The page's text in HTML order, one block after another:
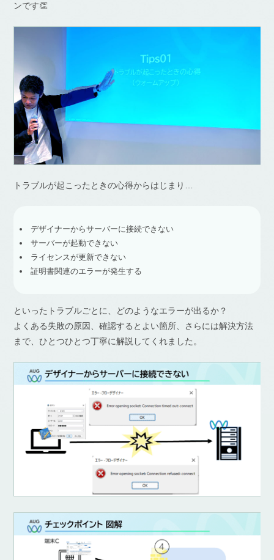
ンです👏
トラブルが起こったときの心得からはじまり…
デザイナーからサーバーに接続できない
サーバーが起動できない
ライセンスが更新できない
証明書関連のエラーが発生する
といったトラブルごとに、どのようなエラーが出るか？
よくある失敗の原因、確認するとよい箇所、さらには解決方法
まで、ひとつひとつ丁寧に解説してくれました。